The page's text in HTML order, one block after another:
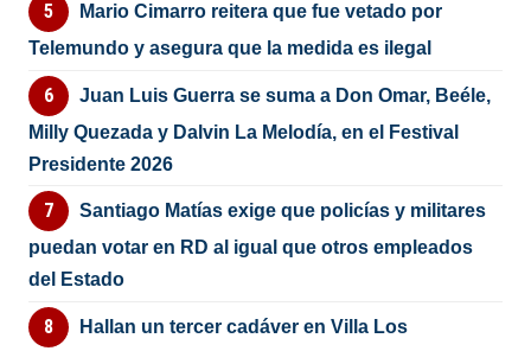
Mario Cimarro reitera que fue vetado por
Telemundo y asegura que la medida es ilegal
Juan Luis Guerra se suma a Don Omar, Beéle,
Milly Quezada y Dalvin La Melodía, en el Festival
Presidente 2026
Santiago Matías exige que policías y militares
puedan votar en RD al igual que otros empleados
del Estado
Hallan un tercer cadáver en Villa Los